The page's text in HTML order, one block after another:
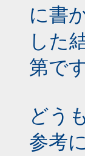
に書
した
第です
どう
参考